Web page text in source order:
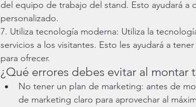
del equipo de trabajo del stand. Esto ayudará a
personalizado.
7. Utiliza tecnología moderna: Utiliza la
servicios a los visitantes. Esto les ayudará a
para ofrecer.
¿Qué errores debes evitar al montar
No tener un plan de marketing: antes de
de marketing claro para aprovechar al